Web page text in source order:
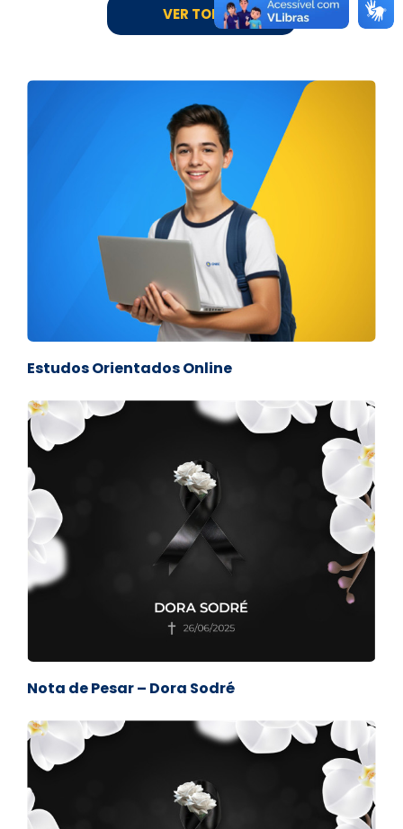
VER TODAS
Estudos Orientados Online
Nota de Pesar – Dora Sodré